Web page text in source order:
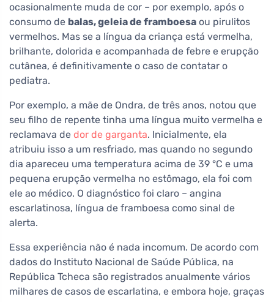
ocasionalmente muda de cor – por exemplo, após o
consumo de balas, geleia de framboesa ou pirulitos
vermelhos. Mas se a língua da criança está vermelha,
brilhante, dolorida e acompanhada de febre e erupção
cutânea, é definitivamente o caso de contatar o
pediatra.
Por exemplo, a mãe de Ondra, de três anos, notou que
seu filho de repente tinha uma língua muito vermelha e
reclamava de dor de garganta. Inicialmente, ela
atribuiu isso a um resfriado, mas quando no segundo
dia apareceu uma temperatura acima de 39 °C e uma
pequena erupção vermelha no estômago, ela foi com
ele ao médico. O diagnóstico foi claro – angina
escarlatinosa, língua de framboesa como sinal de
alerta.
Essa experiência não é nada incomum. De acordo com
dados do Instituto Nacional de Saúde Pública, na
República Tcheca são registrados anualmente vários
milhares de casos de escarlatina, e embora hoje, graças